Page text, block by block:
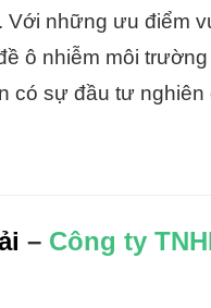
Với những ưu điểm
ô nhiễm môi
có sự đầu tư
– Công ty